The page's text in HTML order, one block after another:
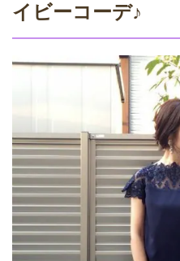
イビーコーデ♪